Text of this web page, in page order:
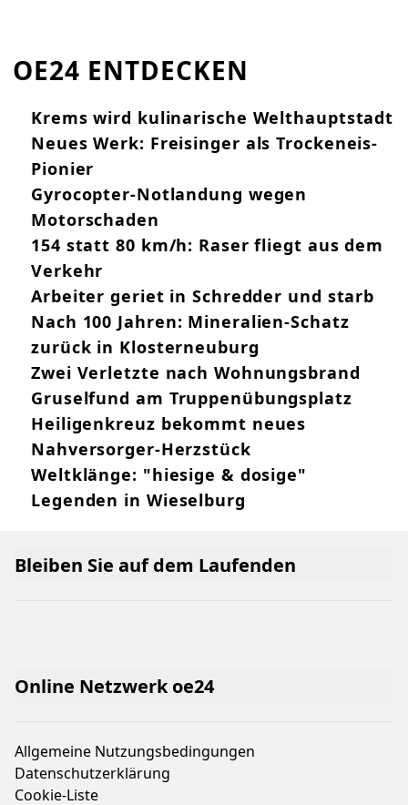
OE24 ENTDECKEN
Krems wird kulinarische Welthauptstadt
Neues Werk: Freisinger als Trockeneis-
Pionier
Gyrocopter-Notlandung wegen
Motorschaden
154 statt 80 km/h: Raser fliegt aus dem
Verkehr
Arbeiter geriet in Schredder und starb
Nach 100 Jahren: Mineralien-Schatz
zurück in Klosterneuburg
Zwei Verletzte nach Wohnungsbrand
Gruselfund am Truppenübungsplatz
Heiligenkreuz bekommt neues
Nahversorger-Herzstück
Weltklänge: "hiesige & dosige"
Legenden in Wieselburg
Online Netzwerk oe24
Allgemeine Nutzungsbedingungen
Datenschutzerklärung
Cookie-Liste
Bleiben Sie auf dem Laufenden